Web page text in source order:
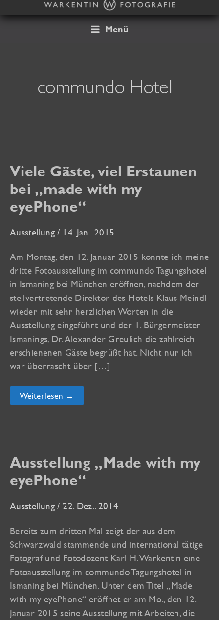
Inhalt
Menü
commundo Hotel
Viele Gäste, viel Erstaunen
bei „made with my
eyePhone“
Ausstellung / 14. Jan.. 2015
Am Montag, den 12. Januar 2015 konnte ich meine
dritte Fotoausstellung im commundo Tagungshotel
in Ismaning bei München eröffnen, nachdem der
stellvertretende Direktor des Hotels Klaus Meindl
wieder mit sehr herzlichen Worten in die
Ausstellung eingeführt und der 1. Bürgermeister
Ismanings, Dr. Alexander Greulich die zahlreich
erschienenen Gäste begrüßt hat. Nicht nur ich
war überrascht über […]
Viele
Gäste,
bei
eyePhone“
Weiterlesen →
Ausstellung „Made with my
eyePhone“
Ausstellung / 22. Dez.. 2014
Bereits zum dritten Mal zeigt der aus dem
Schwarzwald stammende und international tätige
Fotograf und Fotodozent Karl H. Warkentin eine
Fotoausstellung im commundo Tagungshotel in
Ismaning bei München. Unter dem Titel „Made
with my eyePhone“ eröffnet er am Mo., den 12.
Januar 2015 seine Ausstellung mit Arbeiten, die